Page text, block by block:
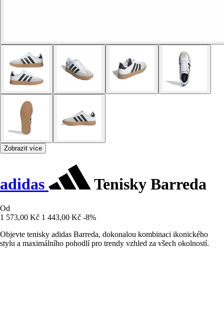
Zobrazit více
adidas Tenisky Barreda
Od
1 573,00 Kč 1 443,00 Kč -8%
Objevte tenisky adidas Barreda, dokonalou kombinaci ikonického
stylu a maximálního pohodlí pro trendy vzhled za všech okolností.